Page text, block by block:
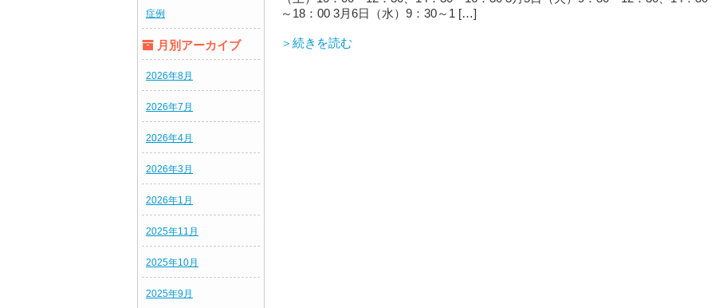
症例
月別アーカイブ
2026年8月
2026年7月
2026年4月
2026年3月
2026年1月
2025年11月
2025年10月
2025年9月
～18：00 3月6日（水）9：30～1 […]
＞続きを読む